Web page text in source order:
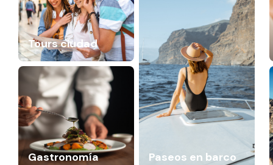
Tours ciudad
Paseos en barco
Gastronomía